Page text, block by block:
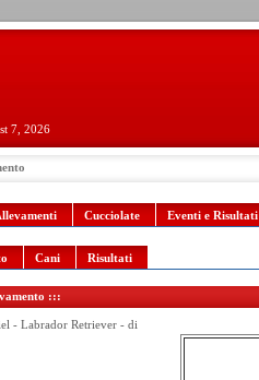
7, 2026
Cucciolate Eventi e Risultati
Cani Risultati
:::
- Labrador Retriever - di